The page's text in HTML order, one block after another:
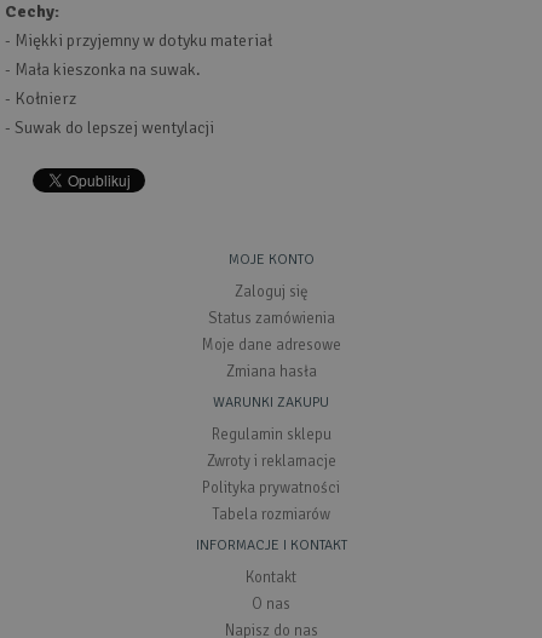
Cechy:
- Miękki przyjemny w dotyku materiał
- Mała kieszonka na suwak.
- Kołnierz
- Suwak do lepszej wentylacji
MOJE KONTO
Zaloguj się
Status zamówienia
Moje dane adresowe
Zmiana hasła
WARUNKI ZAKUPU
Regulamin sklepu
Zwroty i reklamacje
Polityka prywatności
Tabela rozmiarów
INFORMACJE I KONTAKT
Kontakt
O nas
Napisz do nas